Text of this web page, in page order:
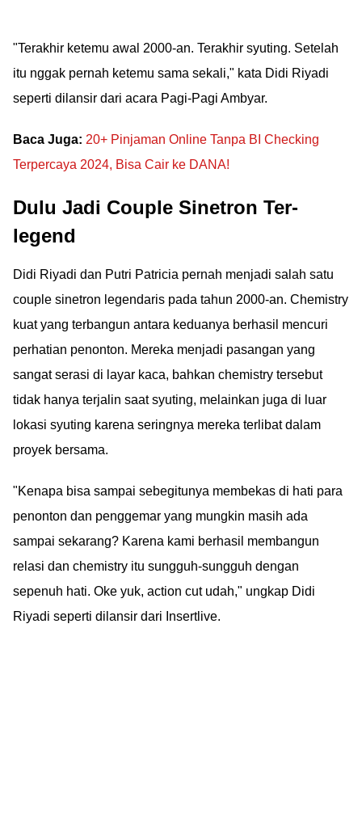
"Terakhir ketemu awal 2000-an. Terakhir syuting. Setelah
itu nggak pernah ketemu sama sekali," kata Didi Riyadi
seperti dilansir dari acara Pagi-Pagi Ambyar.
Baca Juga: 20+ Pinjaman Online Tanpa BI Checking
Terpercaya 2024, Bisa Cair ke DANA!
Dulu Jadi Couple Sinetron Ter-
legend
Didi Riyadi dan Putri Patricia pernah menjadi salah satu
couple sinetron legendaris pada tahun 2000-an. Chemistry
kuat yang terbangun antara keduanya berhasil mencuri
perhatian penonton. Mereka menjadi pasangan yang
sangat serasi di layar kaca, bahkan chemistry tersebut
tidak hanya terjalin saat syuting, melainkan juga di luar
lokasi syuting karena seringnya mereka terlibat dalam
proyek bersama.
"Kenapa bisa sampai sebegitunya membekas di hati para
penonton dan penggemar yang mungkin masih ada
sampai sekarang? Karena kami berhasil membangun
relasi dan chemistry itu sungguh-sungguh dengan
sepenuh hati. Oke yuk, action cut udah," ungkap Didi
Riyadi seperti dilansir dari Insertlive.